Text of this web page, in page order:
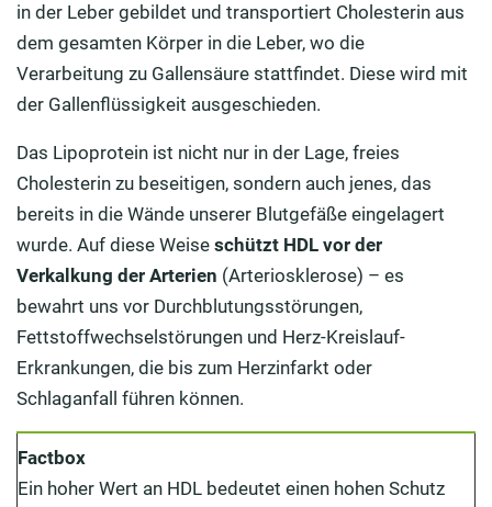
in der Leber gebildet und transportiert Cholesterin aus
dem gesamten Körper in die Leber, wo die
Verarbeitung zu Gallensäure stattfindet. Diese wird mit
der Gallenflüssigkeit ausgeschieden.
Das Lipoprotein ist nicht nur in der Lage, freies
Cholesterin zu beseitigen, sondern auch jenes, das
bereits in die Wände unserer Blutgefäße eingelagert
wurde. Auf diese Weise schützt HDL vor der
Verkalkung der Arterien (Arteriosklerose) – es
bewahrt uns vor Durchblutungsstörungen,
Fettstoffwechselstörungen und Herz-Kreislauf-
Erkrankungen, die bis zum Herzinfarkt oder
Schlaganfall führen können.
Factbox
Ein hoher Wert an HDL bedeutet einen hohen Schutz